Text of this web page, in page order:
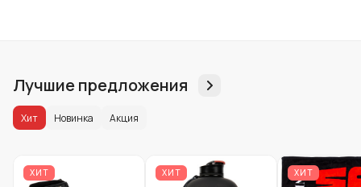
Лучшие предложения
Хит Новинка Акция
ХИТ ХИТ ХИТ